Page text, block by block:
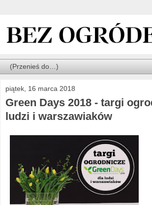
piątek, 16 marca 2018
Green Days 2018 - targi
ludzi i warszawiaków